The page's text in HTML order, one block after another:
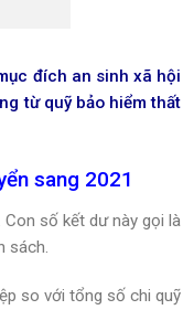
đích an sinh xã hội
từ quỹ bảo hiểm thất
sang 2021
số kết dư này gọi là
sách.
so với tổng số chi quỹ